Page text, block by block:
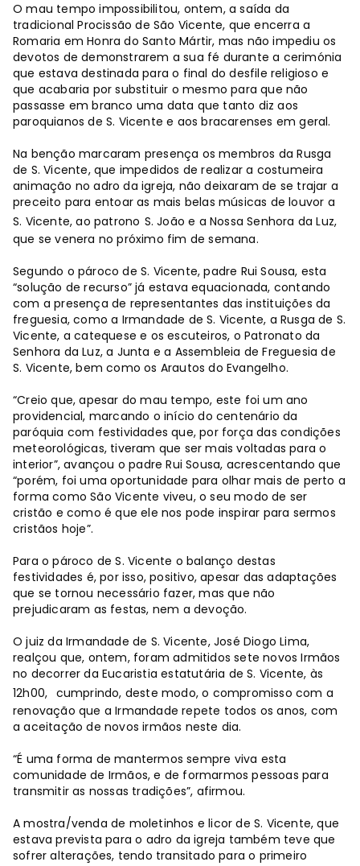
O mau tempo impossibilitou, ontem, a saída da
tradicional Procissão de São Vicente, que encerra a
Romaria em Honra do Santo Mártir, mas não impediu os
devotos de demonstrarem a sua fé durante a cerimónia
que estava destinada para o final do desfile religioso e
que acabaria por substituir o mesmo para que não
passasse em branco uma data que tanto diz aos
paroquianos de S. Vicente e aos bracarenses em geral.
Na benção marcaram presença os membros da Rusga
de S. Vicente, que impedidos de realizar a costumeira
animação no adro da igreja, não deixaram de se trajar a
preceito para entoar as mais belas músicas de louvor a
S. Vicente, ao patrono S. João e a Nossa Senhora da Luz,
que se venera no próximo fim de semana.
Segundo o pároco de S. Vicente, padre Rui Sousa, esta
“solução de recurso” já estava equacionada, contando
com a presença de representantes das instituições da
freguesia, como a Irmandade de S. Vicente, a Rusga de S.
Vicente, a catequese e os escuteiros, o Patronato da
Senhora da Luz, a Junta e a Assembleia de Freguesia de
S. Vicente, bem como os Arautos do Evangelho.
“Creio que, apesar do mau tempo, este foi um ano
providencial, marcando o início do centenário da
paróquia com festividades que, por força das condições
meteorológicas, tiveram que ser mais voltadas para o
interior”, avançou o padre Rui Sousa, acrescentando que
“porém, foi uma oportunidade para olhar mais de perto a
forma como São Vicente viveu, o seu modo de ser
cristão e como é que ele nos pode inspirar para sermos
cristãos hoje”.
Para o pároco de S. Vicente o balanço destas
festividades é, por isso, positivo, apesar das adaptações
que se tornou necessário fazer, mas que não
prejudicaram as festas, nem a devoção.
O juiz da Irmandade de S. Vicente, José Diogo Lima,
realçou que, ontem, foram admitidos sete novos Irmãos
no decorrer da Eucaristia estatutária de S. Vicente, às
12h00, cumprindo, deste modo, o compromisso com a
renovação que a Irmandade repete todos os anos, com
a aceitação de novos irmãos neste dia.
“É uma forma de mantermos sempre viva esta
comunidade de Irmãos, e de formarmos pessoas para
transmitir as nossas tradições”, afirmou.
A mostra/venda de moletinhos e licor de S. Vicente, que
estava prevista para o adro da igreja também teve que
sofrer alterações, tendo transitado para o primeiro